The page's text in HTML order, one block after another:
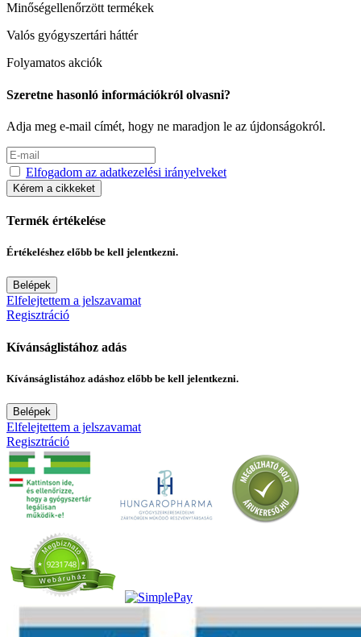
Minőségellenőrzött termékek
Valós gyógyszertári háttér
Folyamatos akciók
Szeretne hasonló információkról olvasni?
Adja meg e-mail címét, hogy ne maradjon le az újdonságokról.
Elfogadom az adatkezelési irányelveket
Kérem a cikkeket
Termék értékelése
Értékeléshez előbb be kell jelentkezni.
Belépek
Elfelejtettem a jelszavamat
Regisztráció
Kívánságlistához adás
Kívánságlistához adáshoz előbb be kell jelentkezni.
Belépek
Elfelejtettem a jelszavamat
Regisztráció